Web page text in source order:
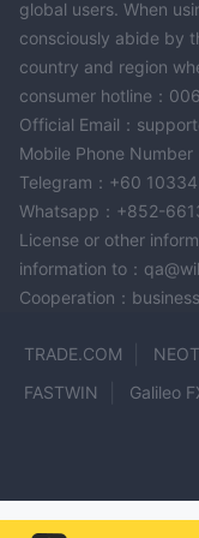
global users. When
consciously abide by
country and region
consumer hotline：
Official Email：
Mobile Phone
Telegram：+60
Whatsapp：+852-
License or other
information to：
Cooperation：
TRADE.COM
FASTWIN
Galileo
Sky Links Capital